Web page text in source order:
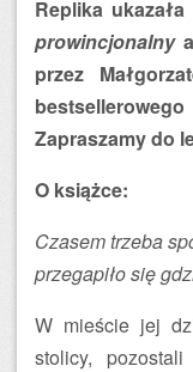
Replika
prowincjonalny
przez
Zapraszamy do
O książce:
Czasem trzeba
przegapiło się
W mieście jej
stolicy,